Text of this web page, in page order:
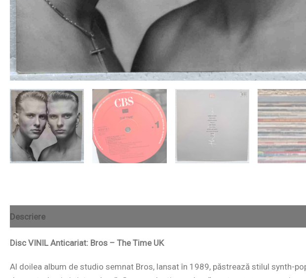
Descriere
Disc VINIL Anticariat: Bros – The Time UK
Al doilea album de studio semnat Bros, lansat în 1989, păstrează stilul synth-